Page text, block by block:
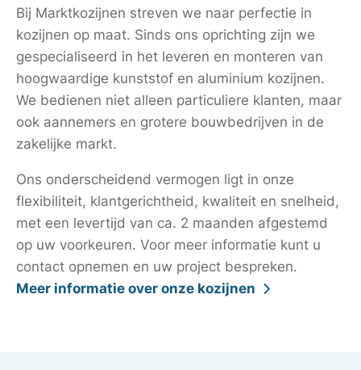
Bij Marktkozijnen streven we naar perfectie in
kozijnen op maat. Sinds ons oprichting zijn we
gespecialiseerd in het leveren en monteren van
hoogwaardige kunststof en aluminium kozijnen.
We bedienen niet alleen particuliere klanten, maar
ook aannemers en grotere bouwbedrijven in de
zakelijke markt.
Ons onderscheidend vermogen ligt in onze
flexibiliteit, klantgerichtheid, kwaliteit en snelheid,
met een levertijd van ca. 2 maanden afgestemd
op uw voorkeuren. Voor meer informatie kunt u
contact opnemen en uw project bespreken.
Meer informatie over onze kozijnen